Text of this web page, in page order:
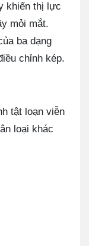
khiến thị lực
mỏi mắt.
ba dạng
chỉnh kép.
tật loạn viễn
loại khác